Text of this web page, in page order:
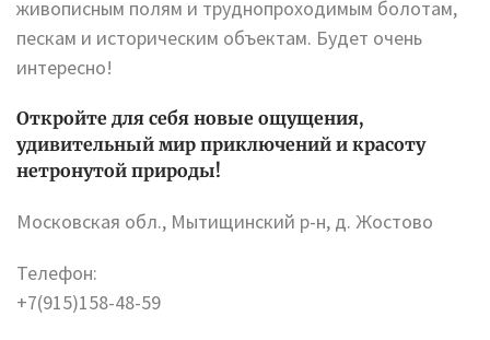
живописным полям и труднопроходимым болотам,
пескам и историческим объектам. Будет очень
интересно!
Откройте для себя новые ощущения,
удивительный мир приключений и красоту
нетронутой природы!
Московская обл., Мытищинский р-н, д. Жостово
Телефон:
+7(915)158-48-59